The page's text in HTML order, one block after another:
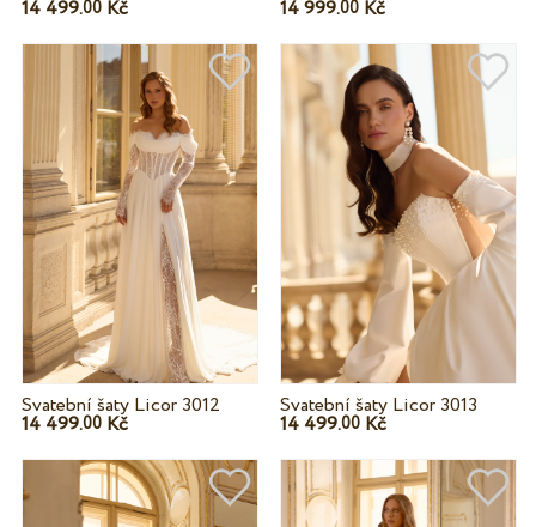
14 499.00Kč 14 999.00 Kč
Svatební šaty Licor 3012
14 499.00Kč
Svatební šaty Licor 3013
14 499.00 Kč